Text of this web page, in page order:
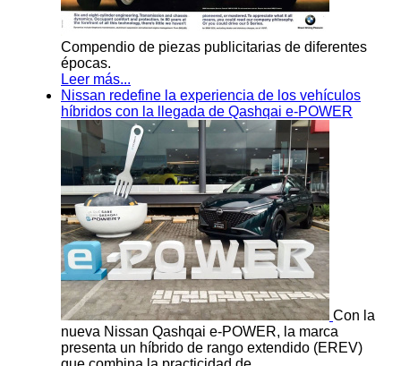
Compendio de piezas publicitarias de diferentes
épocas.
Leer más...
Nissan redefine la experiencia de los vehículos
híbridos con la llegada de Qashqai e-POWER
Con la
nueva Nissan Qashqai e-POWER, la marca
presenta un híbrido de rango extendido (EREV)